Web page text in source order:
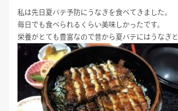
私は先日夏バテ予防にうなぎを食べてきました。
毎日でも食べられるくらい美味しかったです。
栄養がとても豊富なので昔から夏バテにはうなぎ